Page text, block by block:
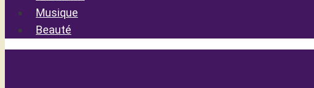
Musique
Beauté